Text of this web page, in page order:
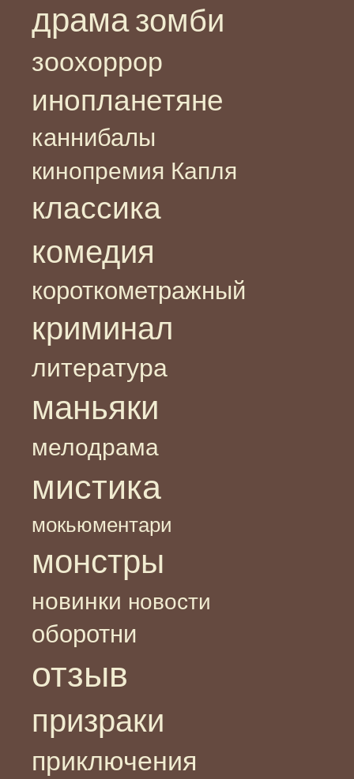
драма зомби
зоохоррор
инопланетяне
каннибалы
кинопремия Капля
классика
комедия
короткометражный
криминал
литература
маньяки
мелодрама
мистика
мокьюментари
монстры
новинки новости
оборотни
отзыв
призраки
приключения